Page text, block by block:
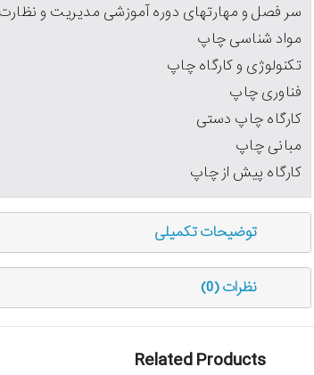
سر فصل و مهارتهای دوره آموزشی مدیریت و
مواد شناسی چاپ
تکنولوژی و کارگاه چاپ
فناوری چاپ
کارگاه چاپ دستی
مبانی چاپ
کارگاه پیش از چاپ
توضیحات تکمیلی
نظرات (0)
Related Products